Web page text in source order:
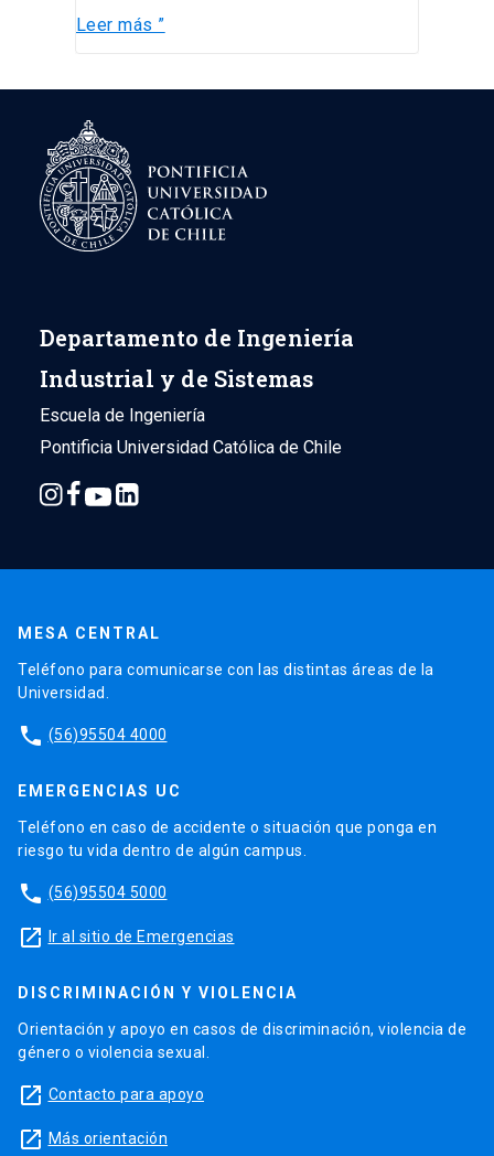
Leer más ”
Departamento de Ingeniería
Industrial y de Sistemas
Escuela de Ingeniería
Pontificia Universidad Católica de Chile
MESA CENTRAL
Teléfono para comunicarse con las distintas áreas de la
Universidad.
phone (56)95504 4000
EMERGENCIAS UC
Teléfono en caso de accidente o situación que ponga en
riesgo tu vida dentro de algún campus.
phone (56)95504 5000
launch Ir al sitio de Emergencias
DISCRIMINACIÓN Y VIOLENCIA
Orientación y apoyo en casos de discriminación, violencia de
género o violencia sexual.
launch Contacto para apoyo
launch Más orientación